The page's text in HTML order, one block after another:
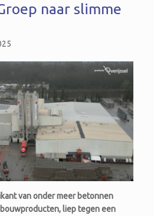
naar slimme
van onder meer betonnen
liep tegen een